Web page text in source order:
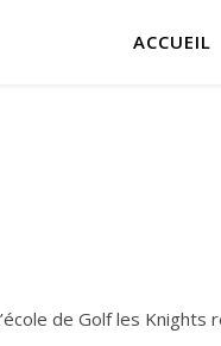
ACCUEIL
de Golf les